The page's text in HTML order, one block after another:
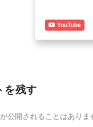
YouTube
を残す
公開されることはありま